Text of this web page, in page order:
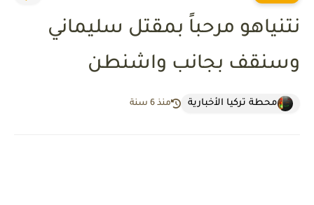
نتنياهو مرحباً بمقتل سليماني
وسنقف بجانب واشنطن
محطة تركيا الأخبارية منذ 6 سنة